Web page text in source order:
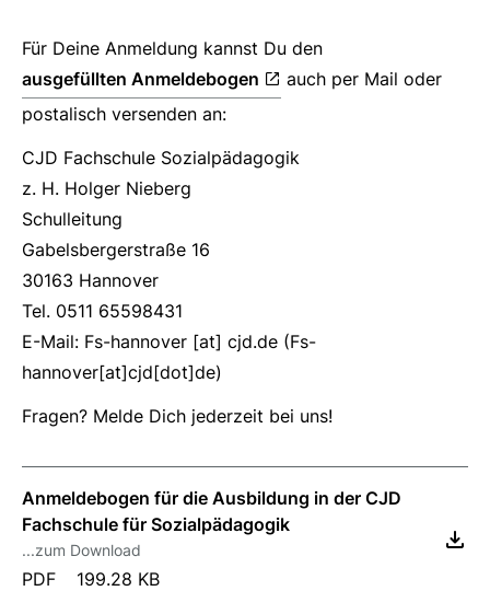
Für Deine Anmeldung kannst Du den
ausgefüllten Anmeldebogen
auch per Mail oder
postalisch versenden an:
CJD Fachschule Sozialpädagogik
z. H. Holger Nieberg
Schulleitung
Gabelsbergerstraße 16
30163 Hannover
Tel. 0511 65598431
E-Mail: Fs-hannover [at] cjd.de (Fs-
hannover[at]cjd[dot]de)
Fragen? Melde Dich jederzeit bei uns!
Anmeldebogen für die Ausbildung in der CJD
Fachschule für Sozialpädagogik
...zum Download
PDF 199.28 KB